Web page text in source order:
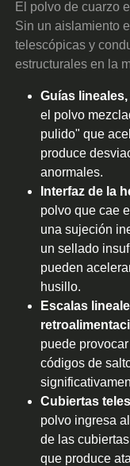
El polvo de cuarzo
Sin un aislamiento
telescópicas y
estructurales en la
Guías
el polvo
pulido" que
produce
anormales.
Interfaz de la
polvo que cae
una sujeción
un sellado
pueden
husillo.
Escalas
puede
códigos de
Cubiertas
polvo ingresa
de las
que produce